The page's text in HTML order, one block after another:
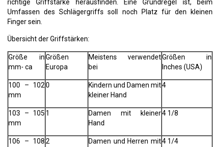
richtige Griffstärke herausfinden. Eine Grundregel ist, beim
Umfassen des Schlägergriffs soll noch Platz für den kleinen
Finger sein.
Übersicht der Griffstärken:
Größe in
mm- ca
Größen
Europa
Meistens verwendet
bei
Größen in
Inches (USA)
100 – 102
mm
0
Kindern und Damen mit
kleiner Hand
4
103 – 105
mm
1
Damen mit kleiner
Hand
4 1/8
106 – 1082
Damen und Herren mit4 1/4